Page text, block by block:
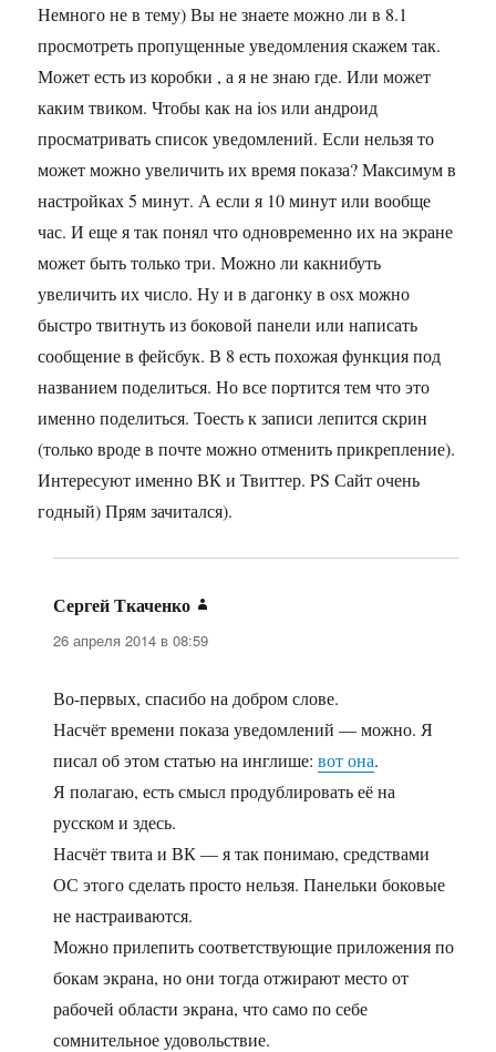
Немного не в тему) Вы не знаете можно ли в 8.1
просмотреть пропущенные уведомления скажем так.
Может есть из коробки , а я не знаю где. Или может
каким твиком. Чтобы как на ios или андроид
просматривать список уведомлений. Если нельзя то
может можно увеличить их время показа? Максимум в
настройках 5 минут. А если я 10 минут или вообще
час. И еще я так понял что одновременно их на экране
может быть только три. Можно ли какнибуть
увеличить их число. Ну и в дагонку в osx можно
быстро твитнуть из боковой панели или написать
сообщение в фейсбук. В 8 есть похожая функция под
названием поделиться. Но все портится тем что это
именно поделиться. Тоесть к записи лепится скрин
(только вроде в почте можно отменить прикрепление).
Интересуют именно ВК и Твиттер. PS Сайт очень
годный) Прям зачитался).
Сергей Ткаченко
26 апреля 2014 в 08:59
Во-первых, спасибо на добром слове.
Насчёт времени показа уведомлений — можно. Я
писал об этом статью на инглише:вот она.
Я полагаю, есть смысл продублировать её на
русском и здесь.
Насчёт твита и ВК — я так понимаю, средствами
ОС этого сделать просто нельзя. Панельки боковые
не настраиваются.
Можно прилепить соответствующие приложения по
бокам экрана, но они тогда отжирают место от
рабочей области экрана, что само по себе
сомнительное удовольствие.